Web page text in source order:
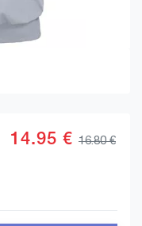
14.95 € 16.80 €